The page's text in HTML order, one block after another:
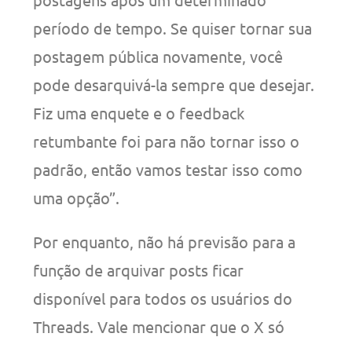
período de tempo. Se quiser tornar sua
postagem pública novamente, você
pode desarquivá-la sempre que desejar.
Fiz uma enquete e o feedback
retumbante foi para não tornar isso o
padrão, então vamos testar isso como
uma opção”.
Por enquanto, não há previsão para a
função de arquivar posts ficar
disponível para todos os usuários do
Threads. Vale mencionar que o X só